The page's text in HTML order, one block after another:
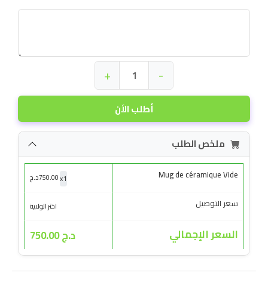
أطلب الأن
-
+
ملخص الطلب
Mug de céramique Vide
x1
750.00د.ج
سعر التوصيل اختر الولاية
السعر الإجمالي د.ج 750.00